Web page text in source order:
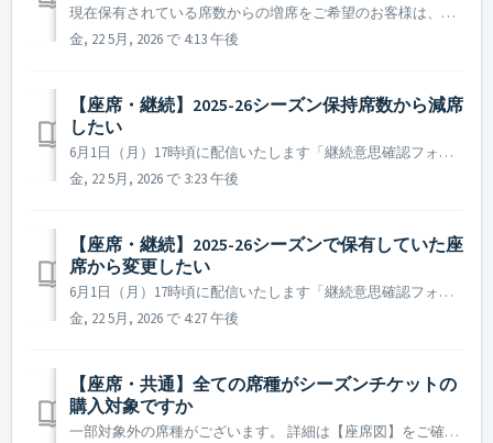
現在保有されている席数からの増席をご希望のお客様は、お手数ですが別途「新規購入」にてお手続きいただけますようお願い申し上げます。 お持ちの座席の継続お手続きを完了いただいた上で、新規販売期間中にご希望の追加席をご購入ください。 ※継続席とお隣同士の座席を保証するものではございません
金, 22 5月, 2026 で 4:13 午後
【座席・継続】2025-26シーズン保持席数から減席
したい
6月1日（月）17時頃に配信いたします「継続意思確認フォーム」にてご回答ください。
金, 22 5月, 2026 で 3:23 午後
【座席・継続】2025-26シーズンで保有していた座
席から変更したい
6月1日（月）17時頃に配信いたします「継続意思確認フォーム」へご回答の上、販売期間になりましたらお客様ご自身でご希望の座席を選択し、ご購入手続きを行っていただきます。 お手続きの詳細は、概要欄の「【2025-26シーズン】シーズンチケット保有者様向けフローチャート」をあわせてご確認ください。
金, 22 5月, 2026 で 4:27 午後
【座席・共通】全ての席種がシーズンチケットの
購入対象ですか
一部対象外の席種がございます。 詳細は【座席図】をご確認ください。